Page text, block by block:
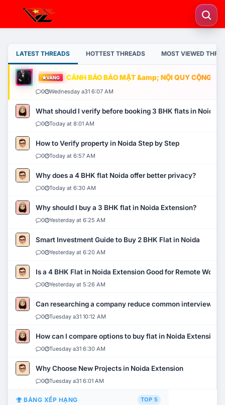
LATEST THREADS HOTTEST THREADS MOST VIEWED
VÀNG CẢNH BÁO BẢO MẬT &amp; NỘI QUY CỘNG
0 Wednesday a31 6:07 AM
What should I verify before booking 3 BHK flats in Noida?
0 Today at 8:01 AM
How to Verify property in Noida Step by Step
0 Today at 6:57 AM
Why does a 4 BHK flat Noida offer better privacy?
0 Today at 6:30 AM
Why should I buy a 3 BHK flat in Noida Extension?
0 Yesterday at 6:25 AM
Smart Investment Guide to Buy 2 BHK Flat in Noida
0 Yesterday at 6:20 AM
Is a 4 BHK Flat in Noida Extension Good for Remote Work?
0 Yesterday at 5:26 AM
Can researching a company reduce common interview
0 Tuesday a31 10:12 AM
How can I compare options to buy flat in Noida Extension?
0 Tuesday a31 6:30 AM
Why Choose New Projects in Noida Extension
0 Tuesday a31 6:01 AM
BẢNG XẾP HẠNG TOP 5